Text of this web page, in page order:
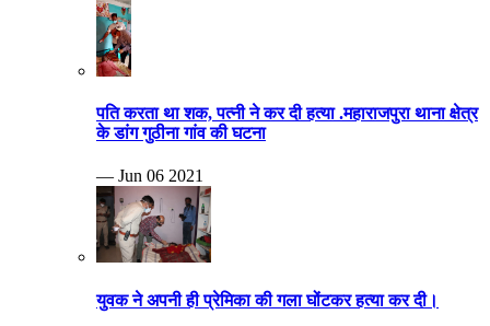
पति करता था शक, पत्नी ने कर दी हत्या .महाराजपुरा थाना क्षेत्र
के डांग गुठीना गांव की घटना
— Jun 06 2021
युवक ने अपनी ही प्रेमिका की गला घोंटकर हत्या कर दी।